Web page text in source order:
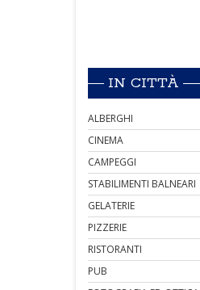
IN CITTÀ
ALBERGHI
CINEMA
CAMPEGGI
STABILIMENTI BALNEARI
GELATERIE
PIZZERIE
RISTORANTI
PUB